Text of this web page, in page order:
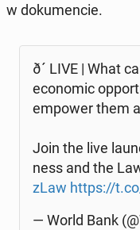
w do­ku­men­cie.
ð´ LIVE | What
eco­no­mic
empower them
Join the live
ness and the
zLaw https://
— World Bank